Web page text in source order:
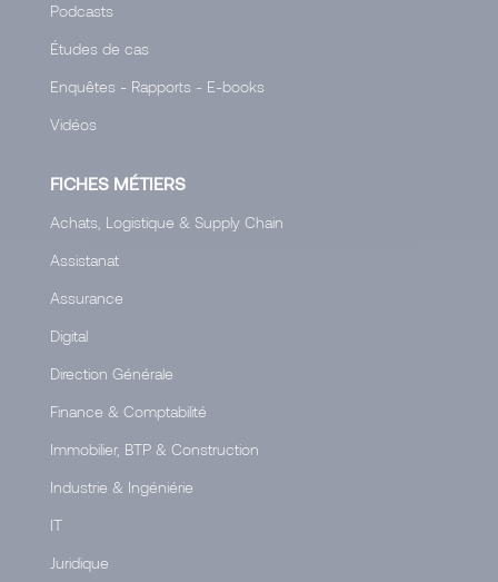
Podcasts
Études de cas
Enquêtes - Rapports - E-books
Vidéos
FICHES MÉTIERS
Achats, Logistique & Supply Chain
Assistanat
Assurance
Digital
Direction Générale
Finance & Comptabilité
Immobilier, BTP & Construction
Industrie & Ingéniérie
IT
Juridique